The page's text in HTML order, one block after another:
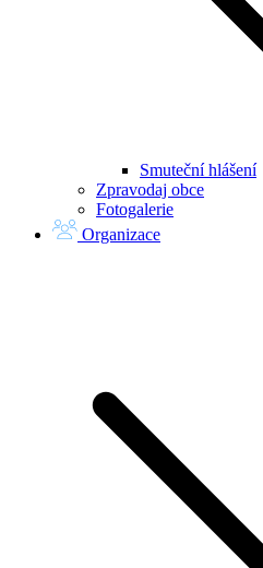
Smuteční hlášení
Zpravodaj obce
Fotogalerie
Organizace